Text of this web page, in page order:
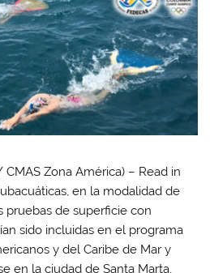
Zona América) – Read in
en la modalidad de
pruebas de superficie con
sido incluidas en el programa
y del Caribe de Mar y
en la ciudad de Santa Marta,